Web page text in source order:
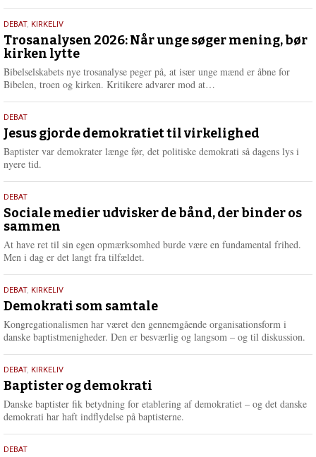
e
2.
juni
2026
DEBAT, KIRKELIV
Trosanalysen 2026: Når unge søger mening, bør
kirken lytte
Bibelselskabets nye trosanalyse peger på, at især unge mænd er åbne for
Bibelen, troen og kirken. Kritikere advarer mod at…
e
r
18.
maj
2026
DEBAT
Jesus gjorde demokratiet til virkelighed
Baptister var demokrater længe før, det politiske demokrati så dagens lys i
nyere tid.
18.
maj
2026
DEBAT
Sociale medier udvisker de bånd, der binder os
sammen
At have ret til sin egen opmærksomhed burde være en fundamental frihed.
Men i dag er det langt fra tilfældet.
18.
maj
2026
DEBAT, KIRKELIV
Demokrati som samtale
Kongregationalismen har været den gennemgående organisationsform i
danske baptistmenigheder. Den er besværlig og langsom – og til diskussion.
18.
maj
2026
DEBAT, KIRKELIV
Baptister og demokrati
Danske baptister fik betydning for etablering af demokratiet – og det danske
demokrati har haft indflydelse på baptisterne.
18.
DEBAT